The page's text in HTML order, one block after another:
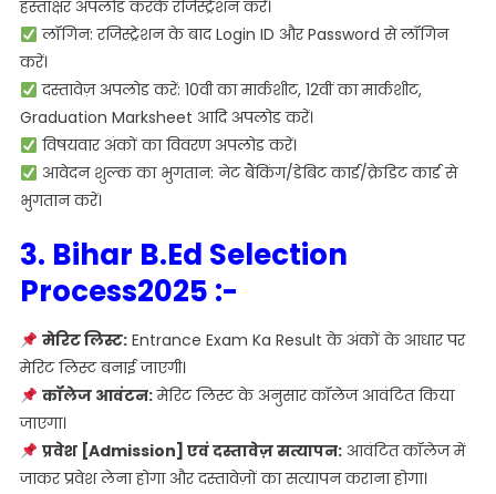
हस्ताक्षर अपलोड करके रजिस्ट्रेशन करें।
लॉगिन: रजिस्ट्रेशन के बाद Login ID और Password से लॉगिन
करें।
दस्तावेज़ अपलोड करें: 10वीं‌ का मार्कशीट, 12वीं का मार्कशीट,
Graduation Marksheet आदि अपलोड करें।
विषयवार अंकों का विवरण अपलोड करें।
आवेदन शुल्क का भुगतान: नेट बैंकिंग/डेबिट कार्ड/क्रेडिट कार्ड से
भुगतान करें।
3. Bihar B.Ed Selection
Process2025 :-
मेरिट लिस्ट:Entrance Exam Ka Result के अंकों के आधार पर
मेरिट लिस्ट बनाई जाएगी।
कॉलेज आवंटन:मेरिट लिस्ट के अनुसार कॉलेज आवंटित किया
जाएगा।
प्रवेश [Admission] एवं दस्तावेज़ सत्यापन:आवंटित कॉलेज में
जाकर प्रवेश लेना होगा और दस्तावेज़ों का सत्यापन कराना होगा।